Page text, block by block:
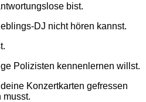
bist.
DJ nicht hören kannst.
Polizisten kennenlernen willst.
Konzertkarten gefressen
musst.